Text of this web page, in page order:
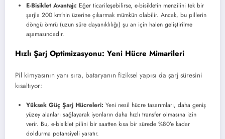
E-Bisiklet Avantajı: Eğer ticarileşebilirse, e-bisikletin menzilini tek bir
şarjla 200 km’nin üzerine çıkarmak mümkün olabilir. Ancak, bu pillerin
döngü ömrü (uzun süre dayanıklılığı) şu an için halen geliştirilme
aşamasındadır.
Hızlı Şarj Optimizasyonu: Yeni Hücre Mimarileri
Pil kimyasının yanı sıra, bataryanın fiziksel yapısı da şarj süresini
kısaltıyor:
Yüksek Güç Şarj Hücreleri: Yeni nesil hücre tasarımları, daha geniş
yüzey alanları sağlayarak iyonların daha hızlı transfer olmasına izin
verir. Bu, e-bisiklet pilini bir saatten kısa bir sürede %80’e kadar
doldurma potansiyeli yaratır.